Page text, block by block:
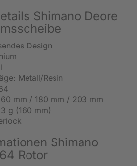
Shimano Deore
Design
Metall/Resin
mm / 180 mm / 203 mm
g (160 mm)
Shimano
Rotor